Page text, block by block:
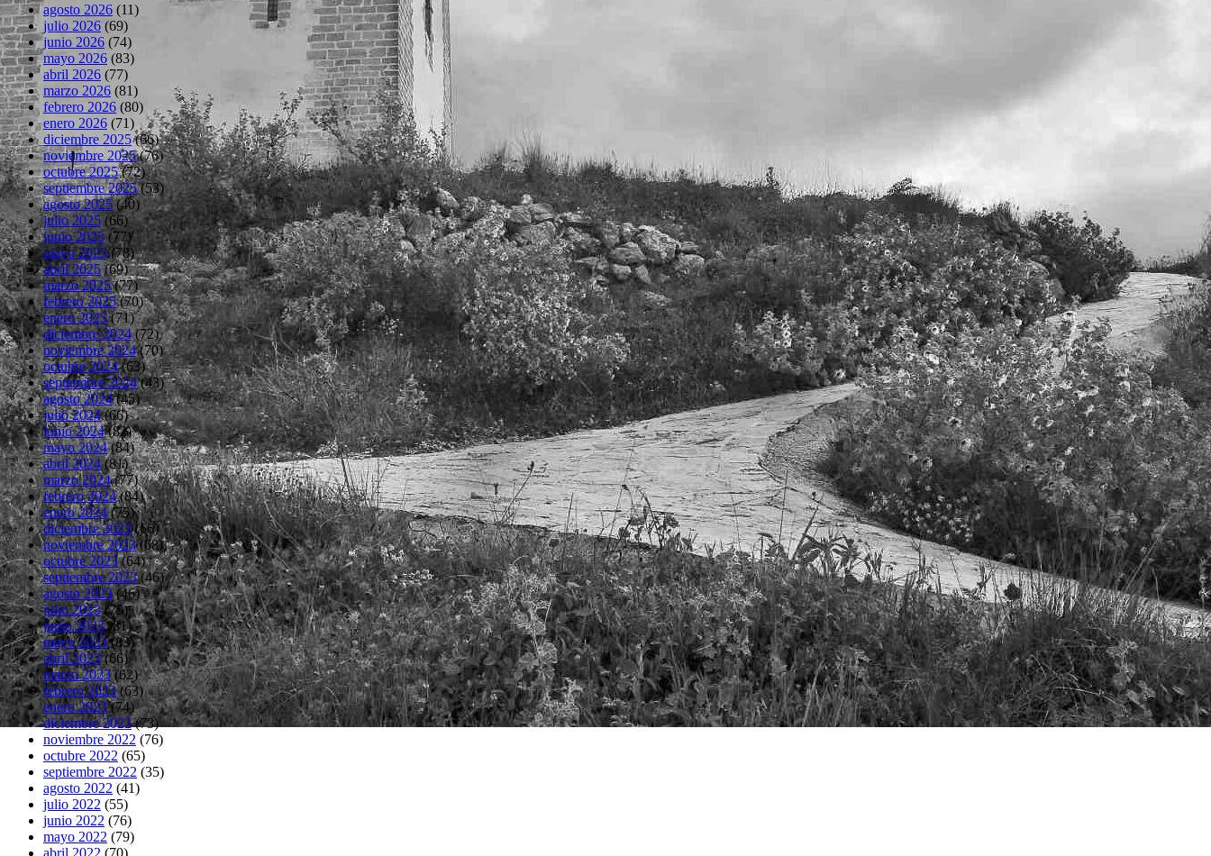
agosto 2026 (11)
julio 2026 (69)
junio 2026 (74)
mayo 2026 (83)
abril 2026 (77)
marzo 2026 (81)
febrero 2026 (80)
enero 2026 (71)
diciembre 2025(66)
noviembre 2025(76)
octubre 2025(72)
septiembre 2025(53)
agosto 2025(40)
julio 2025 (66)
junio 2025(77)
mayo 2025(78)
abril 2025(69)
marzo 2025(77)
febrero 2025(70)
enero 2025(71)
diciembre 2024(72)
noviembre 2024(70)
octubre 2024(63)
septiembre 2024(43)
agosto 2024(45)
julio 2024(66)
junio 2024(82)
mayo 2024(84)
abril 2024(81)
marzo 2024(77)
febrero 2024(84)
enero 2024(75)
diciembre 2023(66)
noviembre 2023(68)
octubre 2023(64)
septiembre 2023(46)
agosto 2023(46)
julio 2023(75)
junio 2023(81)
mayo 2023(83)
abril 2023(66)
marzo 2023(62)
febrero 2023(63)
enero 2023(74)
diciembre 2022(73)
noviembre 2022 (76)
octubre 2022 (65)
septiembre 2022 (35)
agosto 2022 (41)
julio 2022 (55)
junio 2022 (76)
mayo 2022 (79)
abril 2022 (70)